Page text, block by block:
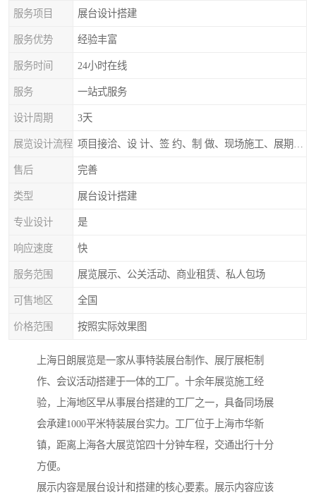
服务项目 展台设计搭建
服务优势 经验丰富
服务时间 24小时在线
服务 一站式服务
设计周期 3天
展览设计流程
售后 完善
类型 展台设计搭建
专业设计 是
响应速度 快
服务范围 展览展示、公关活动、商业租赁、私人包场
可售地区 全国
价格范围 按照实际效果图
上海日朗展览是一家从事特装展台制作、展厅展柜制
作、会议活动搭建于一体的工厂。十余年展览施工经
验，上海地区早从事展台搭建的工厂之一，具备同场展
会承建1000平米特装展台实力。工厂位于上海市华新
镇，距离上海各大展览馆四十分钟车程，交通出行十分
方便。
展示内容是展台设计和搭建的核心要素。展示内容应该